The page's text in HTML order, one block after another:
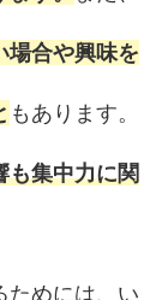
場合や興味を
もあります。
も集中力に関
ためには、い